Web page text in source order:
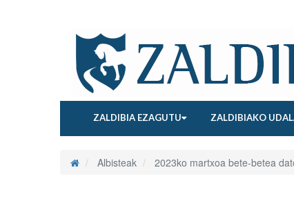
ZALDIBIA EZAGUTU ZALDIBIAKO
Albisteak 2023ko martxoa bete-betea